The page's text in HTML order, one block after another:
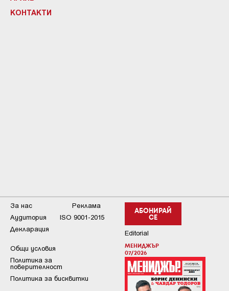
КОНТАКТИ
АБОНИРАЙ
СЕ
Editorial
МЕНИДЖЪР
07/2026
За нас
Реклама
Аудитория
ISO 9001-2015
Декларация
Общи условия
Пoлитикa зa
пoвepитeлнocт
Политика за бисквитки